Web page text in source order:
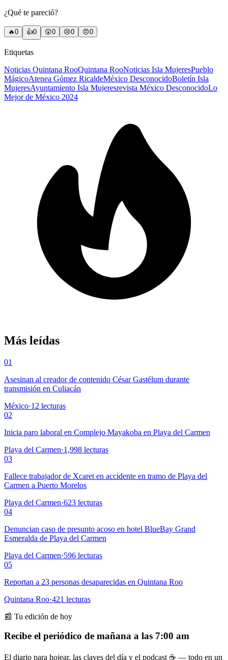
¿Qué te pareció?
🔥0 👍0 😲0 😢0 😠0
Etiquetas
Noticias Quintana RooQuintana RooNoticias Isla MujeresPueblo
MágicoAtenea Gómez RicaldeMéxico DesconocidoBoletín Isla
MujeresAyuntamiento Isla Mujeresrevista México DesconocidoLo
Mejor de México 2024
Más leídas
01
Asesinan al creador de contenido César Gastélum durante
transmisión en Culiacán
México·12 lecturas
02
Inicia paro laboral en Complejo Mayakoba en Playa del Carmen
Playa del Carmen·1,998 lecturas
03
Fallece trabajador de Xcaret en accidente en tramo de Playa del
Carmen a Puerto Morelos
Playa del Carmen·623 lecturas
04
Denuncian caso de presunto acoso en hotel BlueBay Grand
Esmeralda de Playa del Carmen
Playa del Carmen·596 lecturas
05
Reportan a 23 personas desaparecidas en Quintana Roo
Quintana Roo·421 lecturas
📰 Tu edición de hoy
Recibe el periódico de mañana a las 7:00 am
El diario para hojear, las claves del día y el podcast ☕ — todo en un